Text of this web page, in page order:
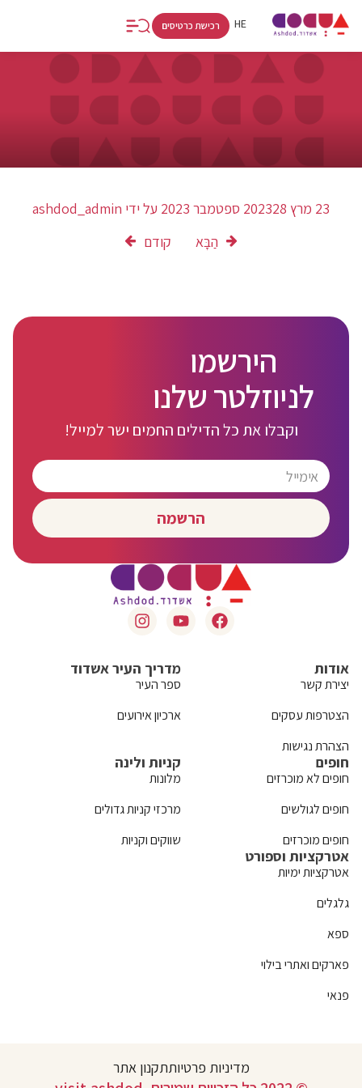
HE
RU
רכישת כרטיסים
23 מרץ 2023 28 ספטמבר 2023 על ידי ashdod_admin
קודם
הַבָּא
הירשמו
לניוזלטר שלנו
וקבלו את כל הדילים החמים ישר למייל!
הרשמה
אודות
יצירת קשר
הצטרפות עסקים
הצהרת נגישות
מדריך העיר אשדוד
ספר העיר
ארכיון אירועים
חופים
חופים לא מוכרזים
חופים לגולשים
חופים מוכרזים
קניות ולינה
מלונות
מרכזי קניות גדולים
שווקים וקניות
אטרקציות וספורט
אטרקציות ימיות
גלגלים
ספא
פארקים ואתרי בילוי
פנאי
מדיניות פרטיותתקנון אתר